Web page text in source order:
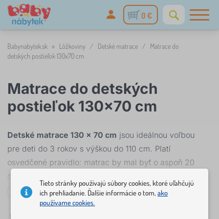
0 €
Babynabytek.sk » Lôžkoviny / Detské matrace /
Matrace do
detských postieľok 130x70 cm
Matrace do detských
postieľok 130x70 cm
Detské matrace 130 × 70 cm jsou ideálnou voľbou
pre deti do 3 rokov s výškou do 110 cm. Platí
osvedčené pravidlo: matrac by mal byť o aspoň 20
cm dlhší, ako dieťa meria – tento rozmer ho bez
problémov spĺňa pre celé batolecí obdobie. Hodí sa
detských postieľoks rovnakým rozmerom rámu.
Čítať viac...
Filtrovanie
Tieto stránky používajú súbory cookies, ktoré uľahčujú
ich prehliadanie. Ďalšie informácie o tom,ako
používame cookies.